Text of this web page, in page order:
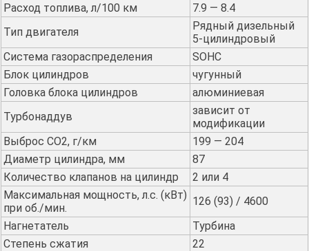
Расход топлива, л/100 км
7.9 — 8.4
Тип двигателя
Рядный дизельный
5-цилиндровый
Система газораспределения
SOHC
Блок цилиндров
чугунный
Головка блока цилиндров
алюминиевая
Турбонаддув
зависит от
модификации
Выброс CO2, г/км
199 — 204
Диаметр цилиндра, мм
87
Количество клапанов на цилиндр
2 или 4
Максимальная мощность, л.с. (кВт)
при об./мин.
126 (93) / 4600
Нагнетатель
Турбина
Степень сжатия
22